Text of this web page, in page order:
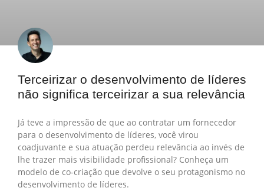
Terceirizar o desenvolvimento de líderes
não significa terceirizar a sua relevância
Já teve a impressão de que ao contratar um fornecedor
para o desenvolvimento de líderes, você virou
coadjuvante e sua atuação perdeu relevância ao invés de
lhe trazer mais visibilidade profissional? Conheça um
modelo de co-criação que devolve o seu protagonismo no
desenvolvimento de líderes.